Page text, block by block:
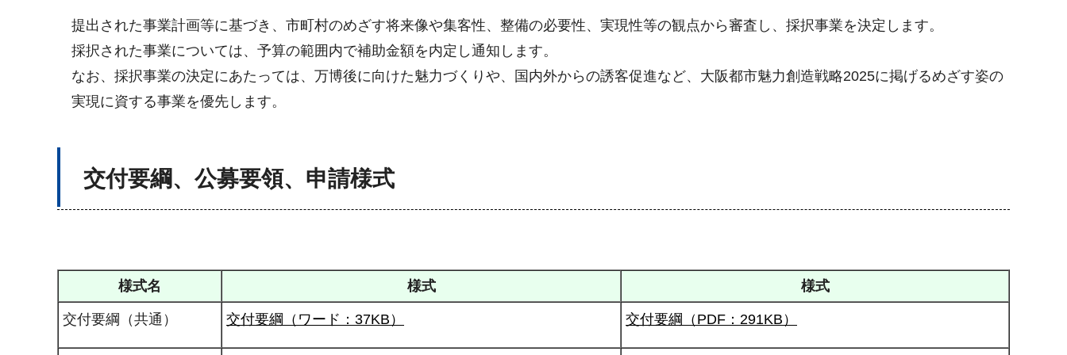
提出された事業計画等に基づき、市町村のめざす将来像や集客性、整備の必要性、実現性等の観点から審査し、採択事業を決定します。
採択された事業については、予算の範囲内で補助金額を内定し通知します。
なお、採択事業の決定にあたっては、万博後に向けた魅力づくりや、国内外からの誘客促進など、大阪都市魅力創造戦略2025に掲げるめざす姿の
実現に資する事業を優先します。
交付要綱、公募要領、申請様式
様式名 様式 様式
交付要綱（共通） 交付要綱（ワード：37KB） 交付要綱（PDF：291KB）